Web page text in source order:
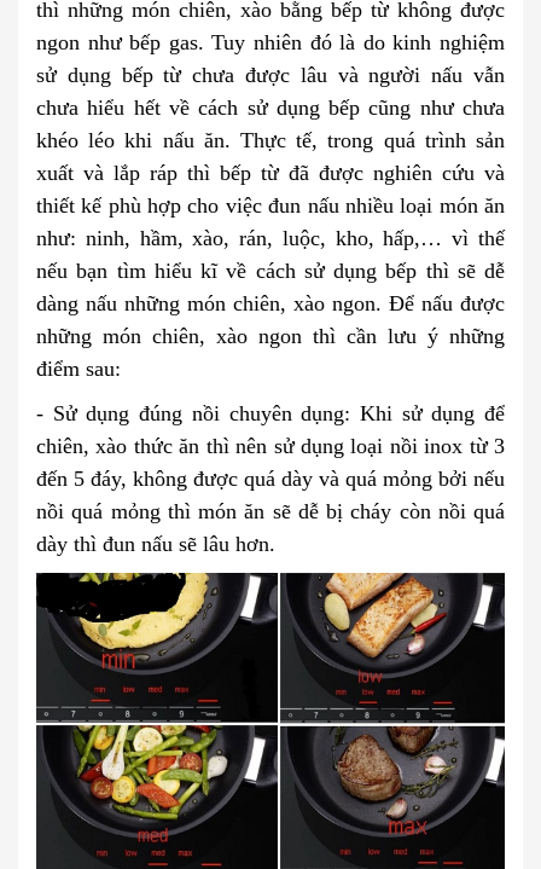
thì những món chiên, xào bằng bếp từ không được
ngon như bếp gas. Tuy nhiên đó là do kinh nghiệm
sử dụng bếp từ chưa được lâu và người nấu vẫn
chưa hiểu hết về cách sử dụng bếp cũng như chưa
khéo léo khi nấu ăn. Thực tế, trong quá trình sản
xuất và lắp ráp thì bếp từ đã được nghiên cứu và
thiết kế phù hợp cho việc đun nấu nhiều loại món ăn
như: ninh, hầm, xào, rán, luộc, kho, hấp,… vì thế
nếu bạn tìm hiểu kĩ về cách sử dụng bếp thì sẽ dễ
dàng nấu những món chiên, xào ngon. Để nấu được
những món chiên, xào ngon thì cần lưu ý những
điểm sau:
- Sử dụng đúng nồi chuyên dụng: Khi sử dụng để
chiên, xào thức ăn thì nên sử dụng loại nồi inox từ 3
đến 5 đáy, không được quá dày và quá mỏng bởi nếu
nồi quá mỏng thì món ăn sẽ dễ bị cháy còn nồi quá
dày thì đun nấu sẽ lâu hơn.